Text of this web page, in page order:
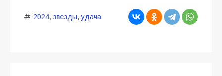
2024, звезды,удача